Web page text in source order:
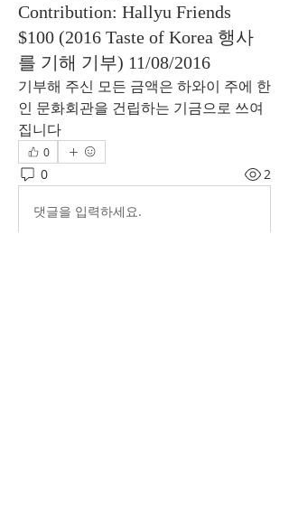
Contribution: Hallyu Friends
$100 (2016 Taste of Korea 행사
를 기해 기부) 11/08/2016
기부해 주신 모든 금액은 하와이 주에 한
인 문화회관을 건립하는 기금으로 쓰여
집니다
0
0 2
댓글을 입력하세요.